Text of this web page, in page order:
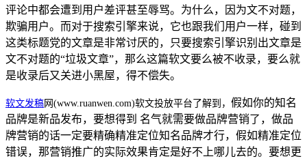
评论中都会遭到用户差评甚至辱骂。为什么，因为文不对题，
欺骗用户。而对于搜索引擎来说，它也跟我们用户一样，碰到
这类标题党的文章是非常讨厌的，只要搜索引擎识别出文章是
文不对题的“垃圾文章”，那么这篇软文要么被不收录，要么就
是收录后又关进小黑屋，得不偿失。
软文发稿网(www.ruanwen.com)软文投放平台了解到， 假如你的知名
品牌是新品发布，要想得到 名气就需要做品牌营销了，做品
牌营销的话一定要精确精准定位知名品牌才行，假如精准定位
错误，那营销推广的实际效果肯定是好不上哪儿去的。要想更